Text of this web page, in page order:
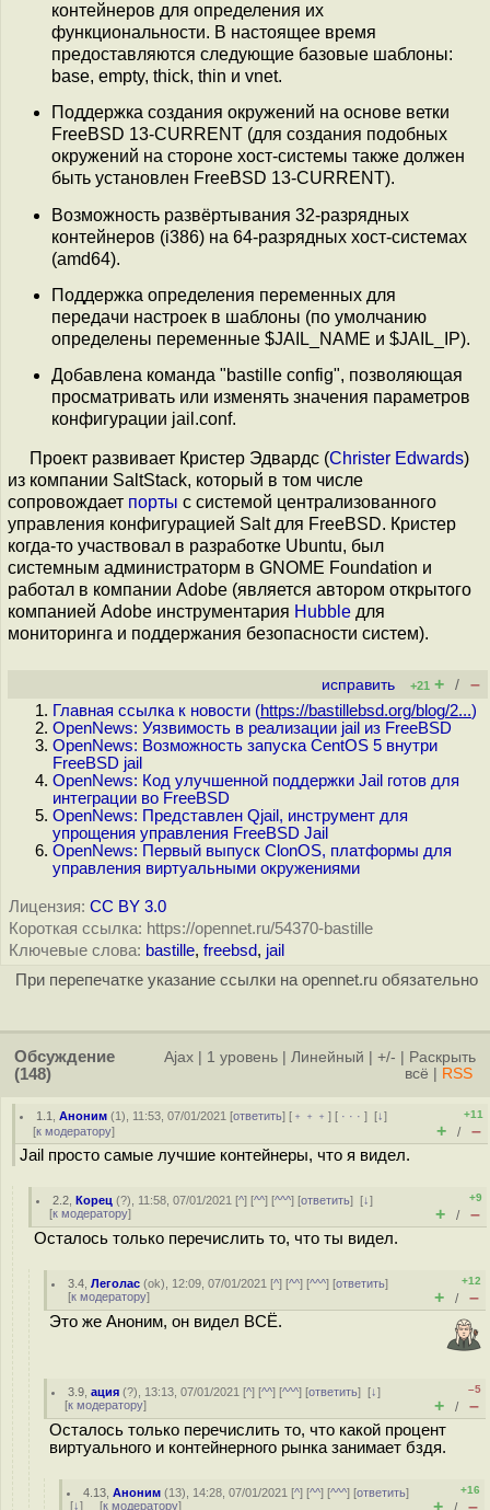
контейнеров для определения их
функциональности. В настоящее время
предоставляются следующие базовые шаблоны:
base, empty, thick, thin и vnet.
Поддержка создания окружений на основе ветки
FreeBSD 13-CURRENT (для создания подобных
окружений на стороне хост-системы также должен
быть установлен FreeBSD 13-CURRENT).
Возможность развёртывания 32-разрядных
контейнеров (i386) на 64-разрядных хост-системах
(amd64).
Поддержка определения переменных для
передачи настроек в шаблоны (по умолчанию
определены переменные $JAIL_NAME и $JAIL_IP).
Добавлена команда "bastille config", позволяющая
просматривать или изменять значения параметров
конфигурации jail.conf.
Проект развивает Кристер Эдвардс (Christer Edwards)
из компании SaltStack, который в том числе
сопровождает порты с системой централизованного
управления конфигурацией Salt для FreeBSD. Кристер
когда-то участвовал в разработке Ubuntu, был
системным администраторм в GNOME Foundation и
работал в компании Adobe (является автором открытого
компанией Adobe инструментария Hubble для
мониторинга и поддержания безопасности систем).
исправить +21 + / –
Главная ссылка к новости (https://bastillebsd.org/blog/2...)
OpenNews: Уязвимость в реализации jail из FreeBSD
OpenNews: Возможность запуска CentOS 5 внутри
FreeBSD jail
OpenNews: Код улучшенной поддержки Jail готов для
интеграции во FreeBSD
OpenNews: Представлен Qjail, инструмент для
упрощения управления FreeBSD Jail
OpenNews: Первый выпуск ClonOS, платформы для
управления виртуальными окружениями
Лицензия: CC BY 3.0
Короткая ссылка: https://opennet.ru/54370-bastille
Ключевые слова: bastille, freebsd, jail
При перепечатке указание ссылки на opennet.ru обязательно
Обсуждение
(148)
Ajax 1 уровень Линейный +/-
Раскрыть
всё
RSS
1.1 ,Аноним (1), 11:53, 07/01/2021 [ответить] [ ﹢﹢﹢] [ · · ·][↓]
[к модератору]
+11
+ / –
Jail просто самые лучшие контейнеры, что я видел.
2.2 ,Корец (?), 11:58, 07/01/2021 [^] [^^] [^^^] [ответить][↓]
[к модератору]
+9
+ / –
Осталось только перечислить то, что ты видел.
3.4 ,Леголас (ok), 12:09, 07/01/2021 [^] [^^] [^^^] [ответить]
[к модератору]
+12
+ / –
Это же Аноним, он видел ВСЁ.
3.9 ,ация (?), 13:13, 07/01/2021 [^] [^^] [^^^] [ответить][↓]
[к модератору]
–5
+ / –
Осталось только перечислить то, что какой процент
виртуального и контейнерного рынка занимает бздя.
4.13 ,Аноним (13), 14:28, 07/01/2021 [^] [^^] [^^^] [ответить]
[↓] [к модератору]
+16
+ –